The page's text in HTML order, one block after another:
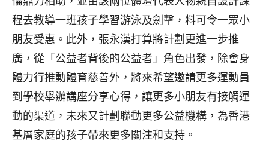
程去教導一班孩子學習游泳及劍擊，料可令一眾小
朋友受惠。此外，張永漢打算將計劃更進一步推
廣，從「公益者背後的公益者」角色出發，除會身
體力行推動體育慈善外，將來希望邀請更多運動員
到學校舉辦講座分享心得，讓更多小朋友有接觸運
動的渠道，未來又計劃聯動更多公益機構，為香港
基層家庭的孩子帶來更多關注和支持。